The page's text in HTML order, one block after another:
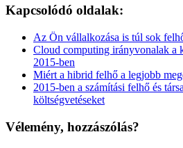
Kapcsolódó oldalak:
Az Ön vállalkozása is túl sok
Cloud computing irányvonalak a
2015-ben
Miért a hibrid felhő a legjobb
2015-ben a számítási felhő és
költségvetéseket
Vélemény, hozzászólás?